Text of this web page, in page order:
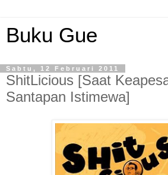
Buku Gue
Sabtu, 12 Februari 2011
ShitLicious [Saat
Santapan Istimewa]